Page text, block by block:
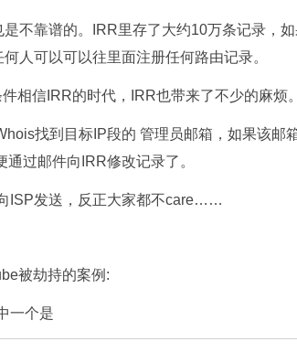
不靠谱的。IRR里存了大约10万条记录，
人可以可以往里面注册任何路由记录。
相信IRR的时代，IRR也带来了不少的麻烦。
找到目标IP段的 管理员邮箱，如果该邮
过邮件向IRR修改记录了。
ISP发送，反正大家都不care……
被劫持的案例:
一个是